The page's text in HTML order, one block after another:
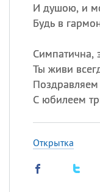
И душою, и
Будь в
Симпатична,
Ты живи
С юбилеем
Открытка